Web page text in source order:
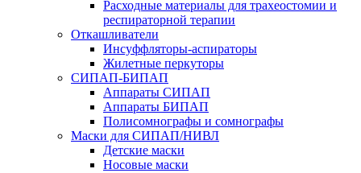
Расходные материалы для трахеостомии и
респираторной терапии
Откашливатели
Инсуффляторы-аспираторы
Жилетные перкуторы
CИПАП-БИПАП
Аппараты СИПАП
Аппараты БИПАП
Полисомнографы и сомнографы
Маски для СИПАП/НИВЛ
Детские маски
Носовые маски